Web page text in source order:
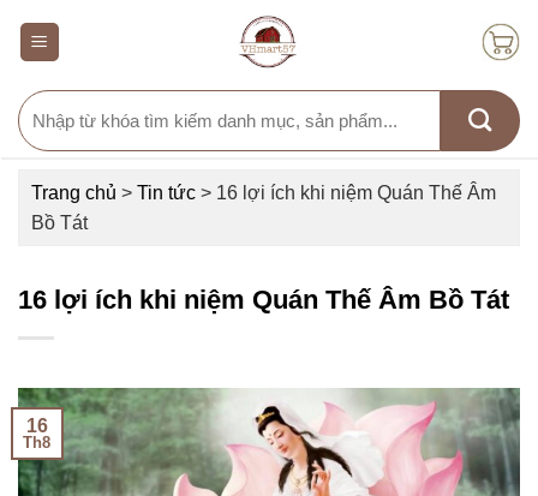
Search
for:
Trang chủ > Tin tức > 16 lợi ích khi niệm Quán Thế Âm
Bồ Tát
16 lợi ích khi niệm Quán Thế Âm Bồ Tát
16
Th8